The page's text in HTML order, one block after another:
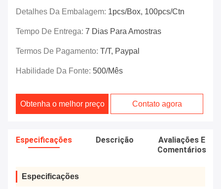
Detalhes Da Embalagem: 1pcs/box, 100pcs/ctn
Tempo De Entrega: 7 Dias Para Amostras
Termos De Pagamento: T/T, Paypal
Habilidade Da Fonte: 500/mês
Obtenha o melhor preço Contato agora
Especificações Descrição
Avaliações E
Comentários
Especificações